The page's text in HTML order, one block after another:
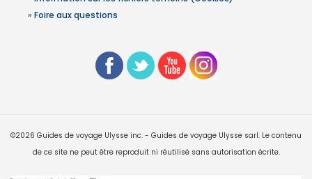
» Foire aux questions
©2026 Guides de voyage Ulysse inc. - Guides de voyage Ulysse sarl. Le contenu
de ce site ne peut être reproduit ni réutilisé sans autorisation écrite.